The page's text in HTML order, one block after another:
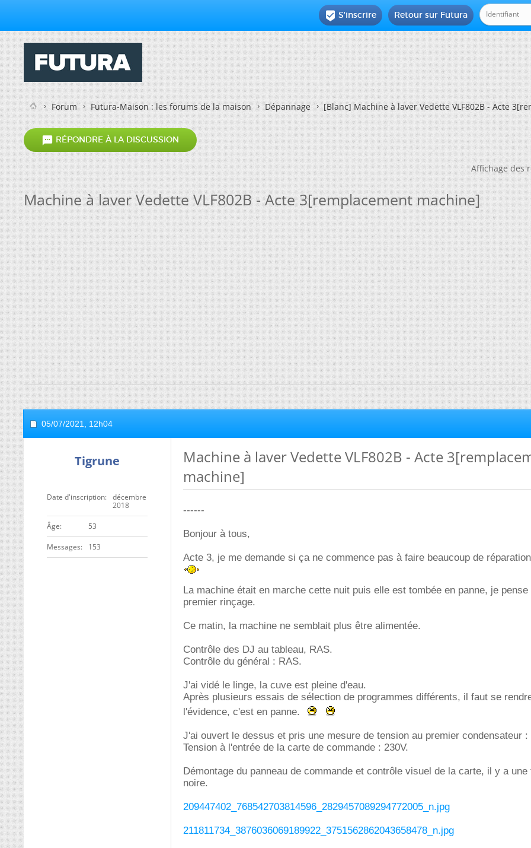
Retour sur Futura
 S'inscrire
Forum Futura-Maison : les forums de la maison Dépannage [Blanc]Machine à laver Vedette VLF802B - Acte
 RÉPONDRE À LA DISCUSSION
Affichage des
Machine à laver Vedette VLF802B - Acte 3[remplacement machine]
05/07/2021, 12h04
Tigrune
Date d'inscription
décembre
2018
ge 53
Messages 153
Machine à laver Vedette VLF802B - Acte
machine]
------
Bonjour à tous,
Acte 3, je me demande si ça ne commence pas à faire beaucoup de
La machine était en marche cette nuit puis elle est tombée en panne, je
premier rinçage.
Ce matin, la machine ne semblait plus être alimentée.
Contrôle des DJ au tableau, RAS.
Contrôle du général : RAS.
J'ai vidé le linge, la cuve est pleine d'eau.
Après plusieurs essais de sélection de programmes différents, il faut se
l'évidence, c'est en panne.
J'ai ouvert le dessus et pris une mesure de tension au premier condensateur :
Tension à l'entrée de la carte de commande : 230V.
Démontage du panneau de commande et contrôle visuel de la carte, il y a une
noire.
209447402_768542703814596_2829457089294772005_n.jpg
211811734_3876036069189922_3751562862043658478_n.jpg